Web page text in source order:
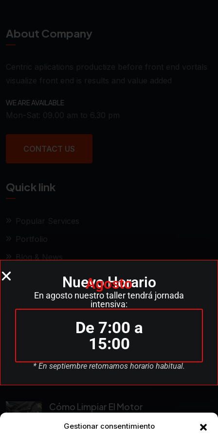
Gestionar consentimiento
About Company
Centric aplications productize before front end vortals
visualize front end is results and value added
WE ARE AVAILABLE
Mon-Sat: 09.00 am to 6.30 pm
CONTACT US
Quick link
Popular Services
Portfolio
Recent Posts
Cómo Saber Si El
Embrague
Cómo Limpiar El Motor
Nuevo Horario
Agosto
En agosto nuestro taller tendrá jornada
intensiva:
De 7:00 a
15:00
* En septiembre retomamos horario habitual.